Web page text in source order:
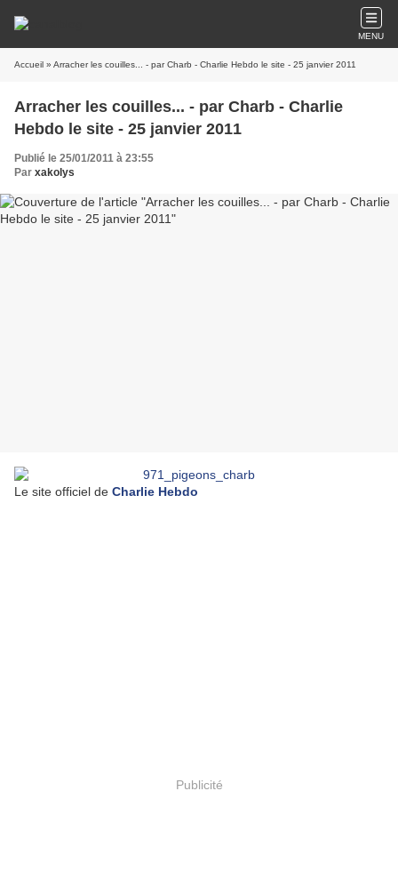
MENU
Accueil » Arracher les couilles... - par Charb - Charlie Hebdo le site - 25 janvier 2011
Arracher les couilles... - par Charb - Charlie
Hebdo le site - 25 janvier 2011
Publié le 25/01/2011 à 23:55
Par xakolys
Le site officiel de Charlie Hebdo
Publicité